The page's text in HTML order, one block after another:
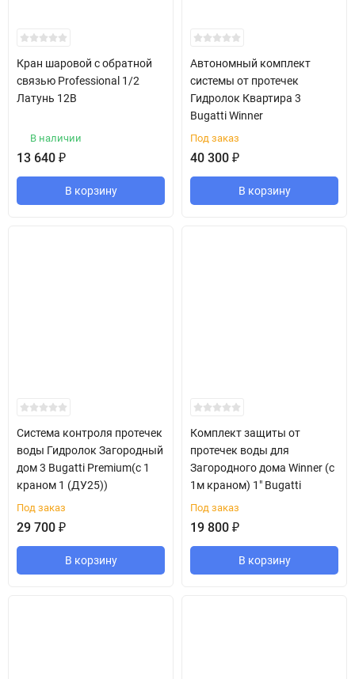
Кран шаровой с обратной
связью Professional 1/2
Латунь 12В
В наличии
13 640 ₽
В корзину
Автономный комплект
системы от протечек
Гидролок Квартира 3
Bugatti Winner
Под заказ
40 300 ₽
В корзину
Система контроля протечек
воды Гидролок Загородный
дом 3 Bugatti Premium(с 1
краном 1 (ДУ25))
Под заказ
29 700 ₽
В корзину
Комплект защиты от
протечек воды для
Загородного дома Winner (с
1м краном) 1" Bugatti
Под заказ
19 800 ₽
В корзину